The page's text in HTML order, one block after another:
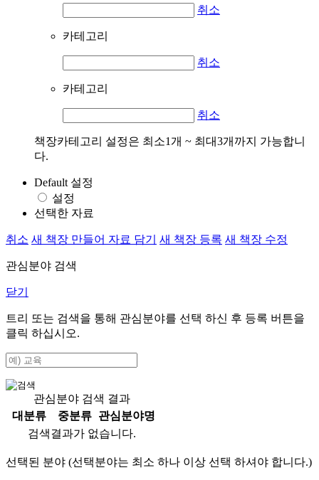
취소
카테고리
취소
카테고리
취소
책장카테고리 설정은 최소1개 ~ 최대3개까지 가능합니
다.
Default 설정
설정
선택한 자료
취소 새 책장 만들어 자료 담기 새 책장 등록 새 책장 수정
관심분야 검색
닫기
트리 또는 검색을 통해 관심분야를 선택 하신 후 등록 버튼을
클릭 하십시오.
관심분야 검색 결과
대분류
중분류
관심분야명
검색결과가 없습니다.
선택된 분야 (선택분야는 최소 하나 이상 선택 하셔야 합니다.)